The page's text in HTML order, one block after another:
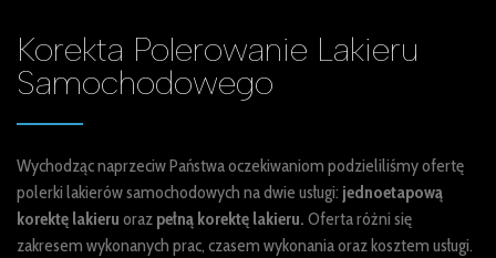
Korekta Polerowanie Lakieru
Samochodowego
Wychodząc naprzeciw Państwa oczekiwaniom podzieliliśmy ofertę
polerki lakierów samochodowych na dwie usługi: jednoetapową
korektę lakieru oraz pełną korektę lakieru. Oferta różni się
zakresem wykonanych prac, czasem wykonania oraz kosztem usługi.